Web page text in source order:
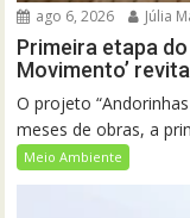
ago 6, 2026 Júlia
Primeira etapa
Movimento’
O projeto
meses de obras, a
Meio Ambiente